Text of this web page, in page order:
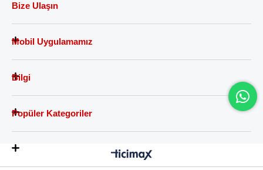
Bize Ulaşın
Mobil Uygulamamız
Bilgi
Popüler Kategoriler